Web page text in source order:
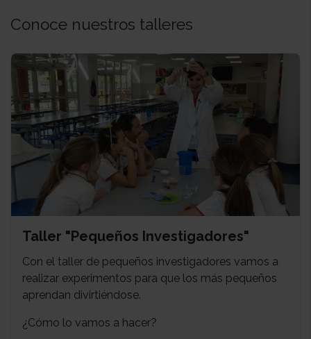
Conoce nuestros talleres
Taller "Pequeños Investigadores"
Con el taller de pequeños investigadores vamos a
realizar experimentos para que los más pequeños
aprendan divirtiéndose.
¿Cómo lo vamos a hacer?